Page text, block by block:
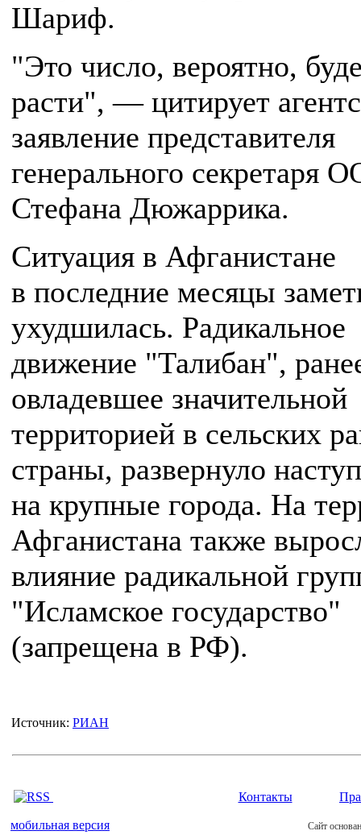
Шариф.
"Это число, вероятно,
расти", — цитирует
заявление представителя
генерального секретаря
Стефана Дюжаррика.
Ситуация в Афганистане
в последние месяцы
ухудшилась. Радикальное
движение "Талибан",
овладевшее значительной
территорией в сельских
страны, развернуло
на крупные города. На
Афганистана также
влияние радикальной
"Исламское государство"
(запрещена в РФ).
Источник: РИАН
Контакты
мобильная версия Сайт